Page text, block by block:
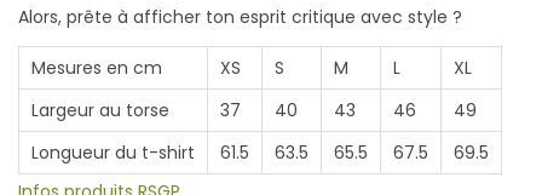
t
Alors, prête à afficher ton esprit critique avec style ?
Mesures en cm XS S M L
XL
Largeur au torse
37 40 43 46
49
Longueur du t-shirt
61.5 63.5 65.5 67.5
69.5